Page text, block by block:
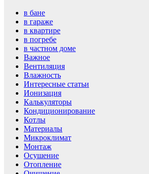
в бане
в гараже
в квартире
в погребе
в частном доме
Важное
Вентиляция
Влажность
Интересные статьи
Ионизация
Калькуляторы
Кондиционирование
Котлы
Материалы
Микроклимат
Монтаж
Осушение
Отопление